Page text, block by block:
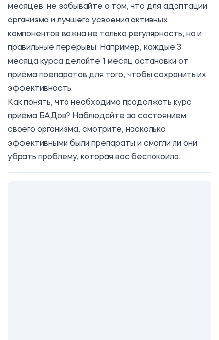
месяцев, не забывайте о том, что для адаптации
организма и лучшего усвоения активных
компонентов важна не только регулярность, но и
правильные перерывы. Например, каждые 3
месяца курса делайте 1 месяц остановки от
приёма препаратов для того, чтобы сохранить их
эффективность.
Как понять, что необходимо продолжать курс
приёма БАДов? Наблюдайте за состоянием
своего организма, смотрите, насколько
эффективными были препараты и смогли ли они
убрать проблему, которая вас беспокоила.